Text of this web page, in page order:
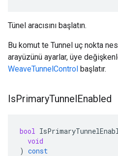
Tünel aracısını başlatın.
Bu komut te Tunnel uç nokta
arayüzünü ayarlar, üye
WeaveTunnelControl başlatır.
IsPrimaryTunnelEnabled
bool
void
) const